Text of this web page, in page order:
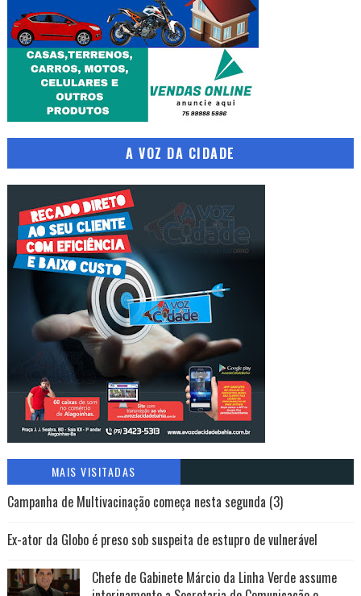
A VOZ DA CIDADE
MAIS VISITADAS
Campanha de Multivacinação começa nesta segunda (3)
Ex-ator da Globo é preso sob suspeita de estupro de vulnerável
Chefe de Gabinete Márcio da Linha Verde assume